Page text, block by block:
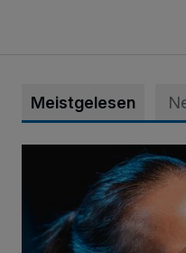
Meistgelesen
Von der Streife auf die